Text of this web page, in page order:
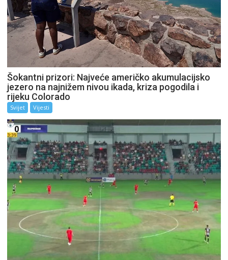
Šokantni prizori: Najveće američko akumulacijsko
jezero na najnižem nivou ikada, kriza pogodila i
rijeku Colorado
Svijet Vijesti